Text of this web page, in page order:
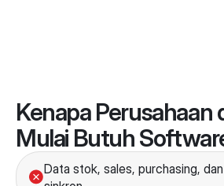
Kenapa Perusahaan
Mulai Butuh
Data stok, sales, purchasing,